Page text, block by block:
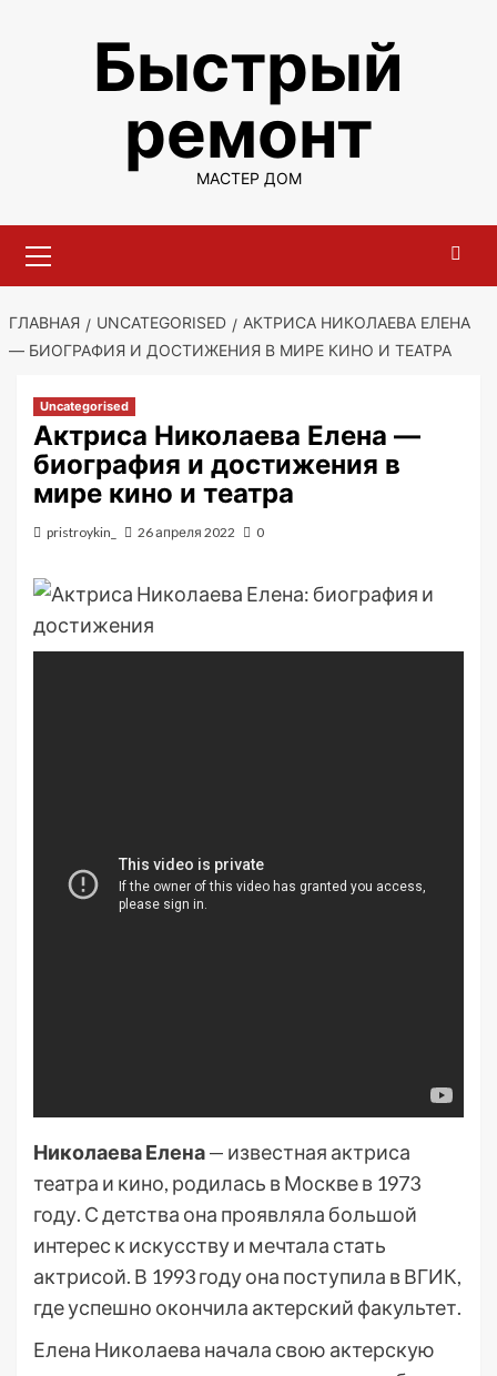
содержимомуБыстрый
ремонт
МАСТЕР ДОМ
меню
ГЛАВНАЯ UNCATEGORISED
АКТРИСА НИКОЛАЕВА ЕЛЕНА
— БИОГРАФИЯ И ДОСТИЖЕНИЯ В МИРЕ КИНО И ТЕАТРА
Uncategorised
Актриса Николаева Елена —
биография и достижения в
мире кино и театра
pristroykin_ 26 апреля 2022 0
Николаева Елена— известная актриса
театра и кино, родилась в Москве в 1973
году. С детства она проявляла большой
интерес к искусству и мечтала стать
актрисой. В 1993 году она поступила в ВГИК,
где успешно окончила актерский факультет.
Елена Николаева начала свою актерскую